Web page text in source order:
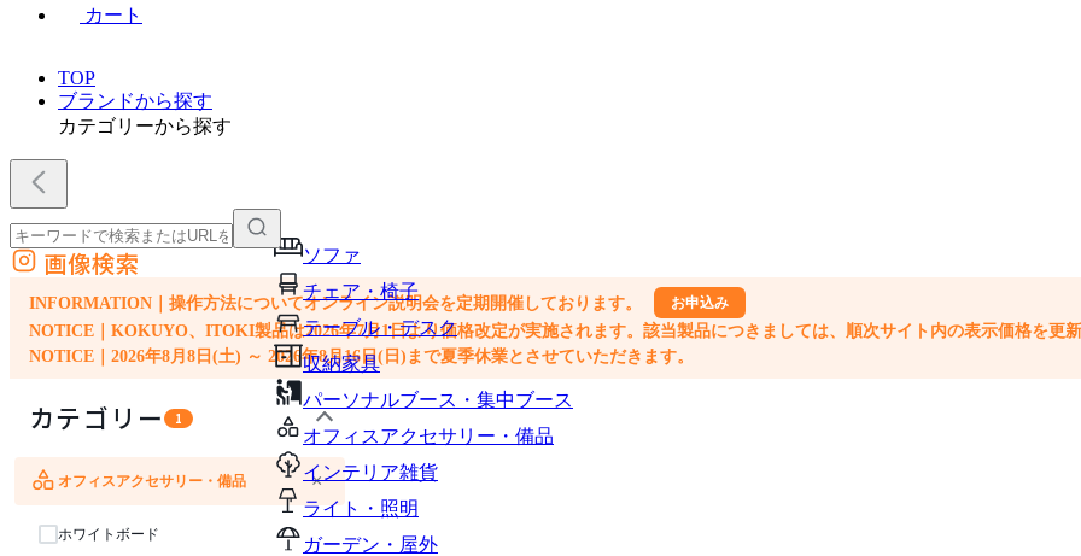
カート
TOP
ブランドから探す
カテゴリーから探す
ソファ
チェア・椅子
テーブル・デスク
収納家具
パーソナルブース・集中ブース
オフィスアクセサリー・備品
インテリア雑貨
ライト・照明
ガーデン・屋外
外部サイトの商品をカートに追加
他のサイトで見つけた商品ページのURLを貼り付けて、カートに追加できます
画像検索
INFORMATION｜操作方法についてオンライン説明会を定期開催しております。 お申込み
NOTICE｜KOKUYO、ITOKI製品は2026年7月1日より価格改定が実施されます。該当製品につきましては、順次サイト内の表示価格を更新
NOTICE｜2026年8月8日(土) ～ 2026年8月16日(日)まで夏季休業とさせていただきます。
カテゴリー 1
ソファ
チェア・椅子
テーブル・デスク
収納家具
パーソナルブース・集中ブース
オフィスアクセサリー・備品 ×
ホワイトボード